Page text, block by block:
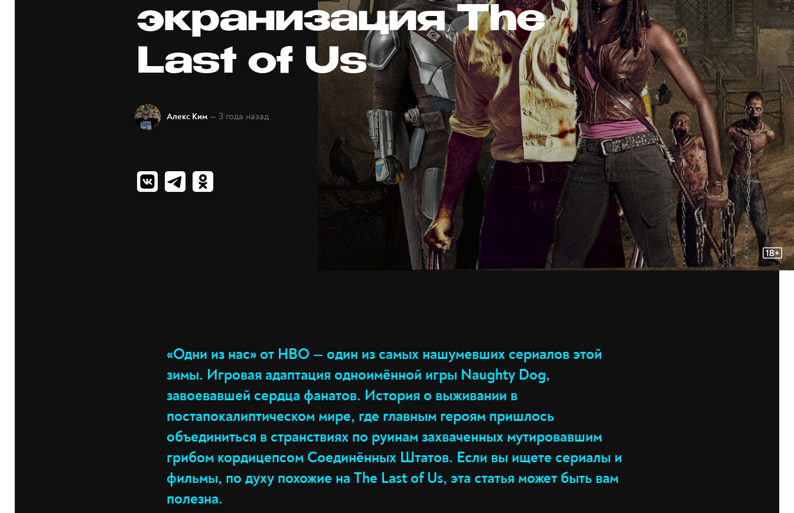
экранизация The
Last of Us
Алекс Ким — 3 года назад
«Одни из нас» от HBO — один из самых нашумевших сериалов этой
зимы. Игровая адаптация одноимённой игры Naughty Dog,
завоевавшей сердца фанатов. История о выживании в
постапокалиптическом мире, где главным героям пришлось
объединиться в странствиях по руинам захваченных мутировавшим
грибом кордицепсом Соединённых Штатов. Если вы ищете сериалы и
фильмы, по духу похожие на The Last of Us, эта статья может быть вам
полезна.